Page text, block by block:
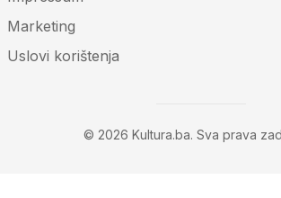
Marketing
Uslovi korištenja
© 2026 Kultura.ba. Sva prava